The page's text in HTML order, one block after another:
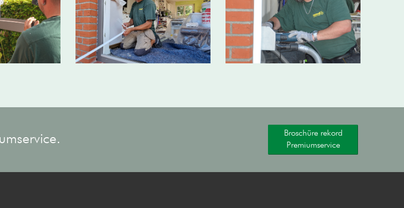
Broschüre rekord
Premiumservice